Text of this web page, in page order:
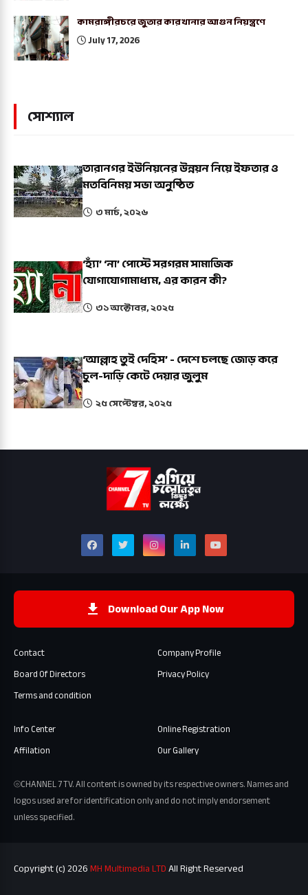
কামরাঙ্গীরচরে জুতার কারখানার আগুন নিয়ন্ত্রণে
July 17, 2026
সোশ্যাল
তারানগর ইউনিয়নের উন্নয়ন নিয়ে ইফতার ও
মতবিনিময় সভা অনুষ্ঠিত
৩ মার্চ, ২০২৬
‘হ্যাঁ’ ‘না’ পোস্টে সরগরম সামাজিক
যোগাযোগামাধ্যম, এর কারন কী?
৩১ অক্টোবর, ২০২৫
‘আল্লাহ তুই দেহিস’ - দেশে চলছে জোড় করে
চুল-দাড়ি কেটে দেয়ার জুলুম
২৫ সেপ্টেম্বর, ২০২৫
Download Our App Now
Contact
Company Profile
Board Of Directors
Privacy Policy
Terms and condition
Info Center
Online Registration
Affilation
Our Gallery
⦾CHANNEL 7 TV. All content is owned by its respective owners. Names and
logos used are for identification only and do not imply endorsement
unless specified.
Copyright (c) 2026MH Multimedia LTDAll Right Reserved